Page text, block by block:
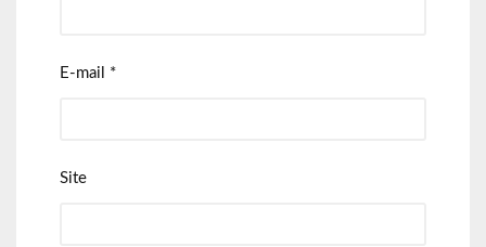
E-mail *
Site